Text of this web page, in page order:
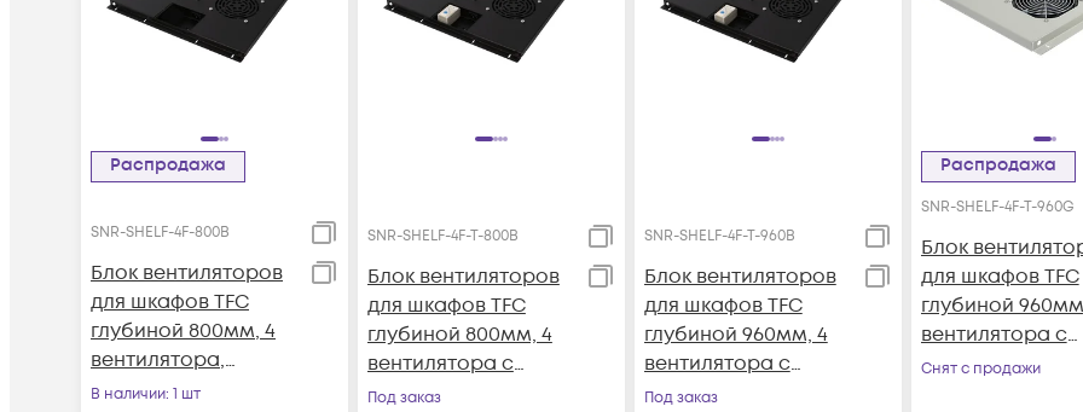
Распродажа
SNR-SHELF-4F-800B
Блок вентиляторов
для шкафов TFC
глубиной 800мм, 4
вентилятора,
черный
В наличии: 1 шт
SNR-SHELF-4F-T-800B
Блок вентиляторов
для шкафов TFC
глубиной 800мм, 4
вентилятора с
терморегулятором,
Под заказ
SNR-SHELF-4F-T-960B
Блок вентиляторов
для шкафов TFC
глубиной 960мм, 4
вентилятора с
терморегулятором,
Под заказ
Распродажа
SNR-SHELF-4F-T-960G
Блок
для шкафов TFC
глубиной
вентилятора с
Снят с продажи